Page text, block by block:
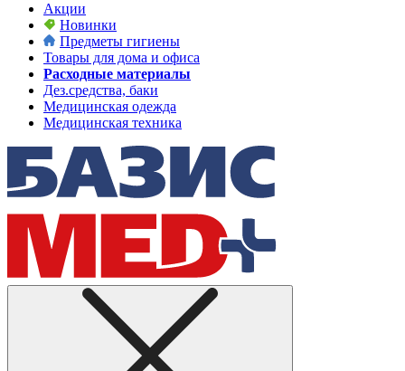
Акции
Новинки
Предметы гигиены
Товары для дома и офиса
Расходные материалы
Дез.средства, баки
Медицинская одежда
Медицинская техника